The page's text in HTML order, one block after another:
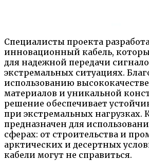
Специалисты проекта
инновационный кабель,
для надежной передачи
экстремальных ситуациях.
использованию
материалов и уникальной
решение обеспечивает
при экстремальных нагрузках.
предназначен для
сферах: от строительства и
арктических и десертных
кабели могут не справиться.